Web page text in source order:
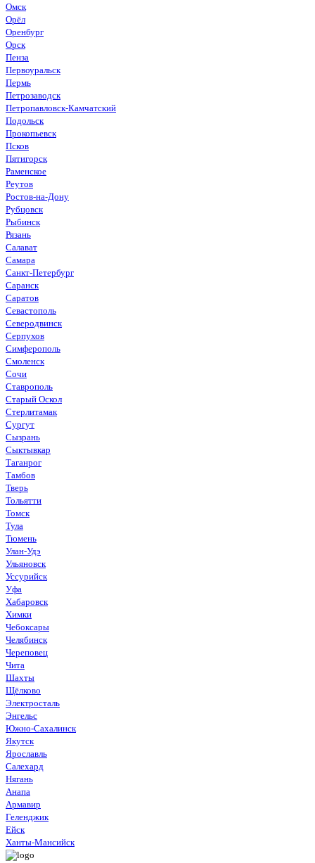
Омск
Орёл
Оренбург
Орск
Пенза
Первоуральск
Пермь
Петрозаводск
Петропавловск-Камчатский
Подольск
Прокопьевск
Псков
Пятигорск
Раменское
Реутов
Ростов-на-Дону
Рубцовск
Рыбинск
Рязань
Салават
Самара
Санкт-Петербург
Саранск
Саратов
Севастополь
Северодвинск
Серпухов
Симферополь
Смоленск
Сочи
Ставрополь
Старый Оскол
Стерлитамак
Сургут
Сызрань
Сыктывкар
Таганрог
Тамбов
Тверь
Тольятти
Томск
Тула
Тюмень
Улан-Удэ
Ульяновск
Уссурийск
Уфа
Хабаровск
Химки
Чебоксары
Челябинск
Череповец
Чита
Шахты
Щёлково
Электросталь
Энгельс
Южно-Сахалинск
Якутск
Ярославль
Салехард
Нягань
Анапа
Армавир
Геленджик
Ейск
Ханты-Мансийск